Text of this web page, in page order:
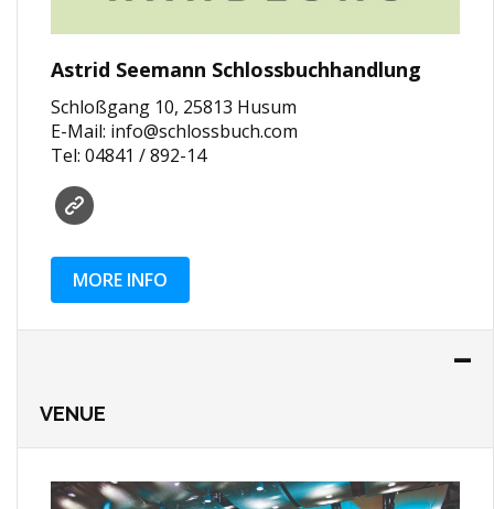
Astrid Seemann Schlossbuchhandlung
Schloßgang 10, 25813 Husum
E-Mail: info@schlossbuch.com
Tel: 04841 / 892-14
MORE INFO
VENUE